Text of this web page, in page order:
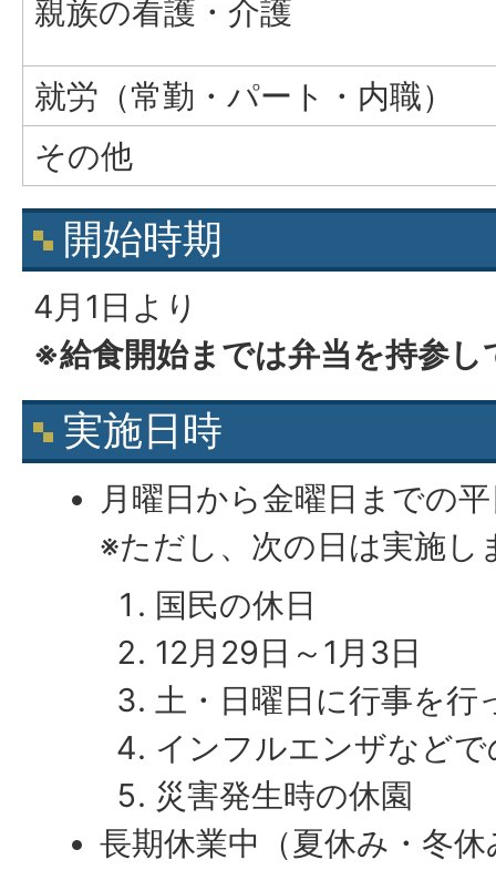
親族の看護・介護
就労（常勤・パート・内職）
その他
開始時期
4月1日より
※給食開始までは弁当を持参し
実施日時
月曜日から金曜日までの
※ただし、次の日は実施し
国民の休日
12月29日～1月3日
土・日曜日に行事を行
インフルエンザなどで
災害発生時の休園
長期休業中（夏休み・冬